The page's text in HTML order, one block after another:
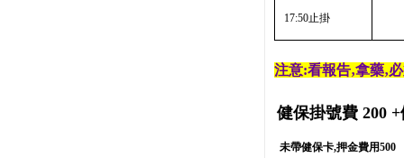
17:50止掛
注意:看報告‚拿藥‚
健保掛號費 200 +
未帶健保卡,押金費用500